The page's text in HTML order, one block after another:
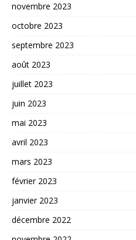
novembre 2023
octobre 2023
septembre 2023
août 2023
juillet 2023
juin 2023
mai 2023
avril 2023
mars 2023
février 2023
janvier 2023
décembre 2022